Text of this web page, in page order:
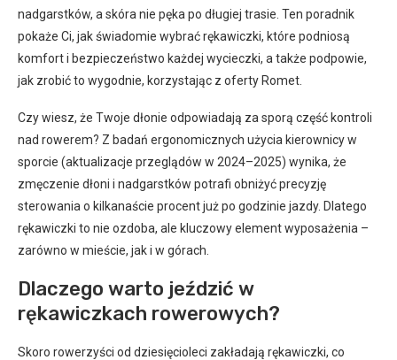
nadgarstków, a skóra nie pęka po długiej trasie. Ten poradnik
pokaże Ci, jak świadomie wybrać rękawiczki, które podniosą
komfort i bezpieczeństwo każdej wycieczki, a także podpowie,
jak zrobić to wygodnie, korzystając z oferty Romet.
Czy wiesz, że Twoje dłonie odpowiadają za sporą część kontroli
nad rowerem? Z badań ergonomicznych użycia kierownicy w
sporcie (aktualizacje przeglądów w 2024–2025) wynika, że
zmęczenie dłoni i nadgarstków potrafi obniżyć precyzję
sterowania o kilkanaście procent już po godzinie jazdy. Dlatego
rękawiczki to nie ozdoba, ale kluczowy element wyposażenia –
zarówno w mieście, jak i w górach.
Dlaczego warto jeździć w
rękawiczkach rowerowych?
Skoro rowerzyści od dziesięcioleci zakładają rękawiczki, co